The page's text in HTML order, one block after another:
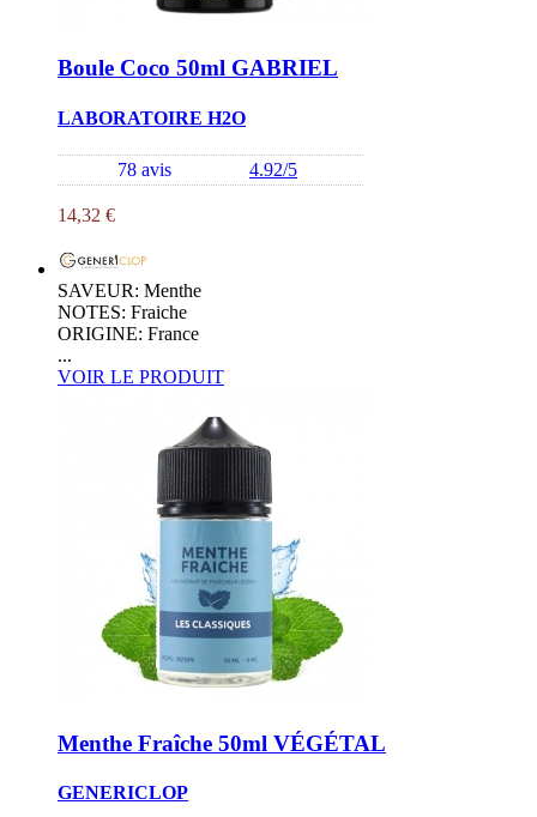
Boule Coco 50ml GABRIEL
LABORATOIRE H2O
78 avis 4.92/5
14,32 €
SAVEUR: Menthe
NOTES: Fraiche
ORIGINE: France
...
VOIR LE PRODUIT
Menthe Fraîche 50ml VÉGÉTAL
GENERICLOP